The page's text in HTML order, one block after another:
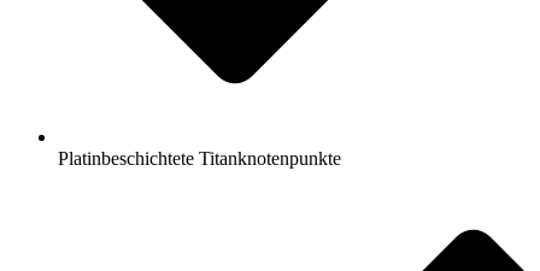
Platinbeschichtete Titanknotenpunkte